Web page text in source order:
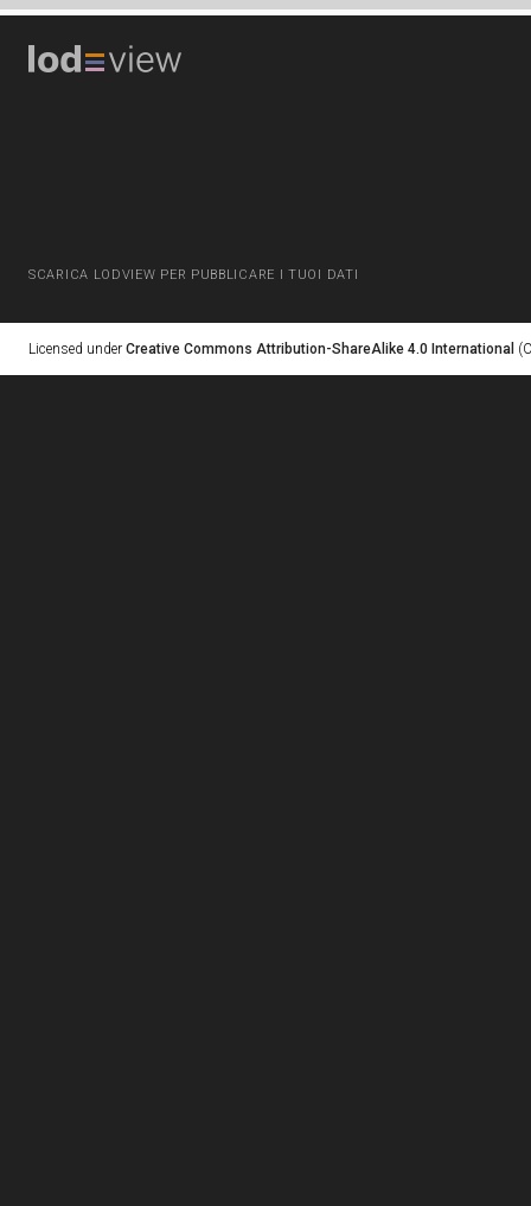
SCARICA LODVIEW PER PUBBLICARE I TUOI DATI
Licensed under Creative Commons Attribution-ShareAlike 4.0 International